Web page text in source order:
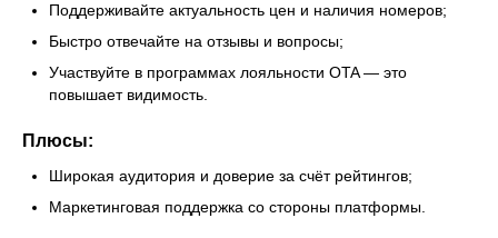
Поддерживайте актуальность цен и наличия номеров;
Быстро отвечайте на отзывы и вопросы;
Участвуйте в программах лояльности OTA — это
повышает видимость.
Плюсы:
Широкая аудитория и доверие за счёт рейтингов;
Маркетинговая поддержка со стороны платформы.